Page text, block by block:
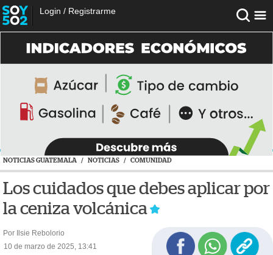
Login / Registrarme
NOTICIAS GUATEMALA / NOTICIAS / COMUNIDAD
Los cuidados que debes aplicar por
la ceniza volcánica
Por Ilsie Rebolorio
10 de marzo de 2025, 13:41